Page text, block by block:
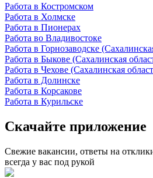
Работа в Костромском
Работа в Холмске
Работа в Пионерах
Работа во Владивостоке
Работа в Горнозаводске
Работа в Быкове (Сахалинская
Работа в Чехове (Сахалинская
Работа в Долинске
Работа в Корсакове
Работа в Курильске
Скачайте приложение
Свежие вакансии, ответы на
всегда у вас под рукой